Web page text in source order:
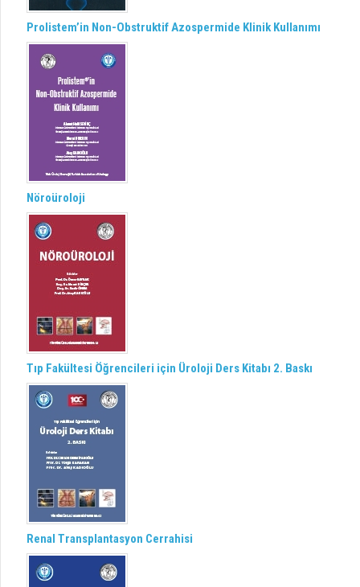
Prolistem’in Non-Obstruktif Azospermide Klinik Kullanımı
Nöroüroloji
Tıp Fakültesi Öğrencileri için Üroloji Ders Kitabı 2. Baskı
Renal Transplantasyon Cerrahisi